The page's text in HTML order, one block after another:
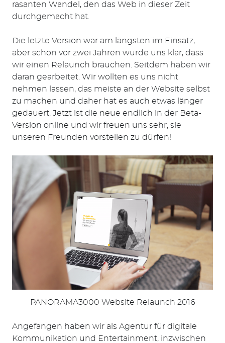
rasanten Wandel, den das Web in dieser Zeit
durchgemacht hat.
Die letzte Version war am längsten im Einsatz,
aber schon vor zwei Jahren wurde uns klar, dass
wir einen Relaunch brauchen. Seitdem haben wir
daran gearbeitet. Wir wollten es uns nicht
nehmen lassen, das meiste an der Website selbst
zu machen und daher hat es auch etwas länger
gedauert. Jetzt ist die neue endlich in der Beta-
Version online und wir freuen uns sehr, sie
unseren Freunden vorstellen zu dürfen!
PANORAMA3000 Website Relaunch 2016
Angefangen haben wir als Agentur für digitale
Kommunikation und Entertainment, inzwischen